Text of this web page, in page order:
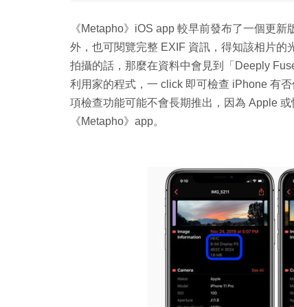
《Metapho》iOS app 較早前發布了一個更
外，也可閱覽完整 EXIF 資訊，得知該相片
拍攝的話，那麼在資料中會見到「Deeply
利用家的程式，一 click 即可檢查 iPhone 有
項檢查功能可能不會長期推出，因為 Apple
《Metapho》app。